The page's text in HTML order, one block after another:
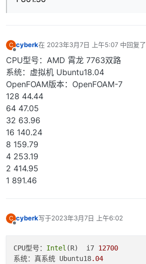
C
离线
cyberk在 2023年3月7日 上午5:07 中回复了
最后由 编辑
CPU型号：AMD 霄龙 7763双路
系统：虚拟机 Ubuntu18.04
OpenFOAM版本：OpenFOAM-7
128 44.44
64 47.05
32 63.96
16 140.24
8 159.79
4 253.19
2 414.95
1 891.46
C
离线
cyberk写于2023年3月7日 上午6:02
最后由 编辑
CPU型号： Intel (R)  i7 12700
系统：真系统 Ubuntu18.04